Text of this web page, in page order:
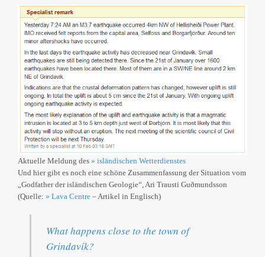
Aktuelle Meldung des » isländischen Wetterdienstes
Und hier gibt es noch eine schöne Zusammenfassung der Situation vom
„Godfather der isländischen Geologie“, Ari Trausti Guðmundsson
(Quelle: » Lava Centre – Artikel in Englisch)
What happens close to the town of
Grindavík?